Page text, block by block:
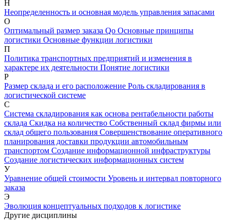
Н
Неопределенность и основная модель управления запасами
О
Оптимальный размер заказа Qо Основные принципы
логистики Основные функции логистики
П
Политика транспортных предприятий и изменения в
характере их деятельности Понятие логистики
Р
Размер склада и его расположение Роль складирования в
логистической системе
С
Система складирования как основа рентабельности работы
склада Скидка на количество Собственный склад фирмы или
склад общего пользования Совершенствование оперативного
планирования доставки продукции автомобильным
транспортом Создание информационной инфраструктуры
Создание логистических информационных систем
У
Уравнение общей стоимости Уровень и интервал повторного
заказа
Э
Эволюция концептуальных подходов к логистике
Другие дисциплины